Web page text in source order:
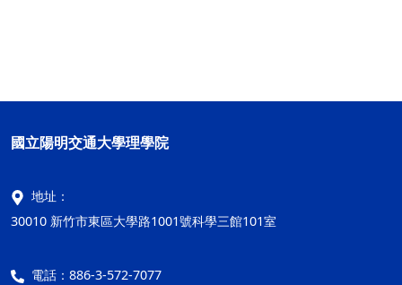
國立陽明交通大學理學院
地址：
30010 新竹市東區大學路1001號科學三館101室
電話： 886-3-572-7077